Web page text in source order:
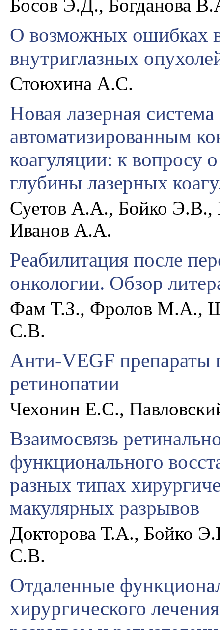
Босов Э.Д., Богданова
О возможных ошибках
внутриглазных
Стоюхина А.С.
Новая лазерная система
автоматизированным
коагуляции: к вопросу
глубины лазерных
Суетов А.А., Бойко Э.В.,
Иванов А.А.
Реабилитация после
онкологии. Обзор
Фам Т.З., Фролов М.А.,
С.В.
Анти-VEGF препараты
ретинопатии
Чехонин Е.С.,
Взаимосвязь
функционального
разных типах
макулярных разрывов
Докторова Т.А., Бойко
С.В.
Отдаленные
хирургического